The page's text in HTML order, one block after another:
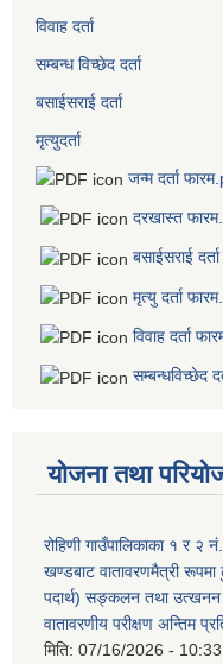
विवाह दर्ता
सम्बन्ध विच्छेद दर्ता
बसाईसराई दर्ता
मृत्युदर्ता
जन्म दर्ता
दरखास्त
बसाईसराई
मृत्यु दर्ता
विवाह दर्ता
सम्बन्धविच्छेद
योजना तथा
रोहिणी गाउँपालिकाका १ र २
खण्डबाट वातावरणमैत्री
पदार्थ) सङ्कलन तथा उत्खनन
वातावरणीय परीक्षण अन्तिम
मिति: 07/16/2026 - 10:33